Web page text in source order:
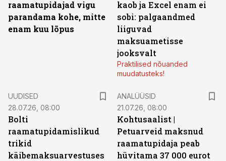
raamatupidajad vigu
parandama kohe, mitte
enam kuu lõpus
kaob ja Excel enam ei
sobi: palgaandmed
liiguvad
maksuametisse
jooksvalt
Praktilised nõuanded
muudatusteks!
UUDISED
28.07.26, 08:00
Bolti
raamatupidamislikud
trikid
käibemaksuarvestuses
ANALÜÜSID
21.07.26, 08:00
Kohtusaalist |
Petuarveid maksnud
raamatupidaja peab
hüvitama 37 000 eurot